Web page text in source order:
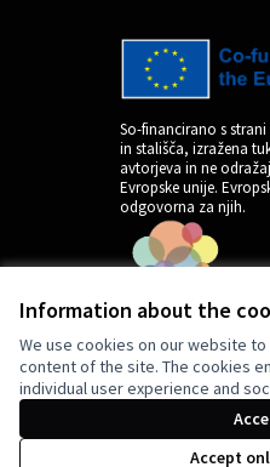
Information about the
We use cookies on our website
content of the site. The cookies
individual user experience and
Accept
So-financirano s
in stališča, izražena
avtorjeva in ne
Evropske unije.
odgovorna za njih.